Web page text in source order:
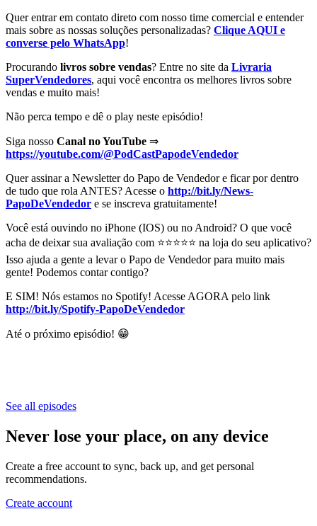
Quer entrar em contato direto com nosso time comercial e entender
mais sobre as nossas soluções personalizadas? Clique AQUI e
converse pelo WhatsApp!
Procurando livros sobre vendas? Entre no site da Livraria
SuperVendedores, aqui você encontra os melhores livros sobre
vendas e muito mais!
Não perca tempo e dê o play neste episódio!
Siga nosso Canal no YouTube ⇒
https://youtube.com/@PodCastPapodeVendedor
Quer assinar a Newsletter do Papo de Vendedor e ficar por dentro
de tudo que rola ANTES? Acesse o http://bit.ly/News-
PapoDeVendedor e se inscreva gratuitamente!
Você está ouvindo no iPhone (IOS) ou no Android? O que você
acha de deixar sua avaliação com ⭐⭐⭐⭐⭐ na loja do seu aplicativo?
Isso ajuda a gente a levar o Papo de Vendedor para muito mais
gente! Podemos contar contigo?
E SIM! Nós estamos no Spotify! Acesse AGORA pelo link
http://bit.ly/Spotify-PapoDeVendedor
Até o próximo episódio! 😁
See all episodes
Never lose your place, on any device
Create a free account to sync, back up, and get personal
recommendations.
Create account